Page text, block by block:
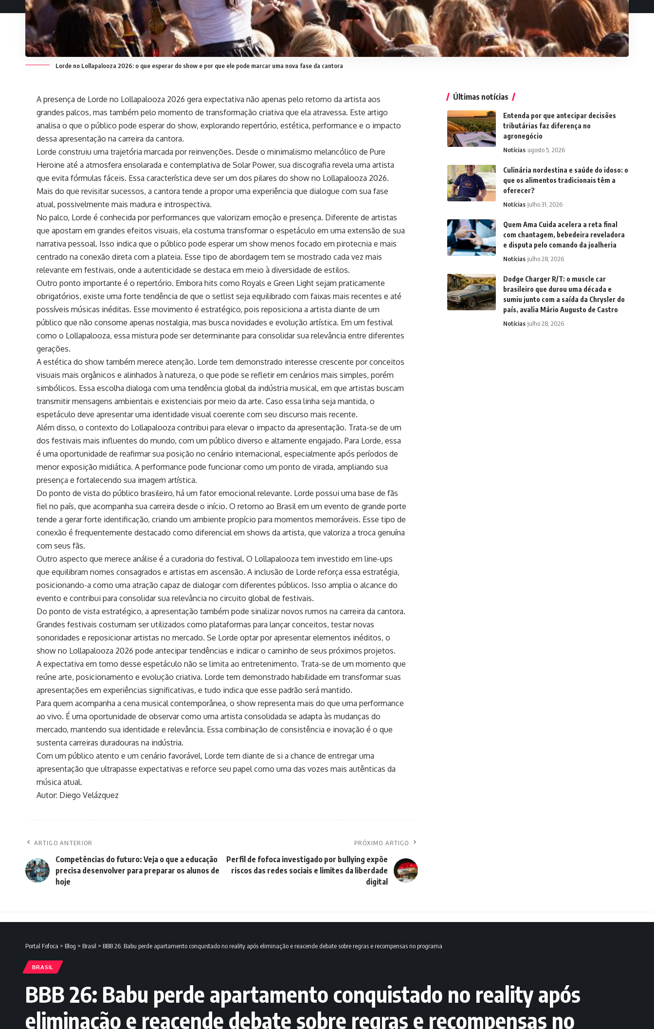
Lorde no Lollapalooza 2026: o que esperar do show e por que ele pode marcar uma nova fase da cantora
A presença de Lorde no Lollapalooza 2026 gera expectativa não apenas pelo retorno da artista aos
grandes palcos, mas também pelo momento de transformação criativa que ela atravessa. Este artigo
analisa o que o público pode esperar do show, explorando repertório, estética, performance e o impacto
dessa apresentação na carreira da cantora.
Lorde construiu uma trajetória marcada por reinvenções. Desde o minimalismo melancólico de Pure
Heroine até a atmosfera ensolarada e contemplativa de Solar Power, sua discografia revela uma artista
que evita fórmulas fáceis. Essa característica deve ser um dos pilares do show no Lollapalooza 2026.
Mais do que revisitar sucessos, a cantora tende a propor uma experiência que dialogue com sua fase
atual, possivelmente mais madura e introspectiva.
No palco, Lorde é conhecida por performances que valorizam emoção e presença. Diferente de artistas
que apostam em grandes efeitos visuais, ela costuma transformar o espetáculo em uma extensão de sua
narrativa pessoal. Isso indica que o público pode esperar um show menos focado em pirotecnia e mais
centrado na conexão direta com a plateia. Esse tipo de abordagem tem se mostrado cada vez mais
relevante em festivais, onde a autenticidade se destaca em meio à diversidade de estilos.
Outro ponto importante é o repertório. Embora hits como Royals e Green Light sejam praticamente
obrigatórios, existe uma forte tendência de que o setlist seja equilibrado com faixas mais recentes e até
possíveis músicas inéditas. Esse movimento é estratégico, pois reposiciona a artista diante de um
público que não consome apenas nostalgia, mas busca novidades e evolução artística. Em um festival
como o Lollapalooza, essa mistura pode ser determinante para consolidar sua relevância entre diferentes
gerações.
A estética do show também merece atenção. Lorde tem demonstrado interesse crescente por conceitos
visuais mais orgânicos e alinhados à natureza, o que pode se refletir em cenários mais simples, porém
simbólicos. Essa escolha dialoga com uma tendência global da indústria musical, em que artistas buscam
transmitir mensagens ambientais e existenciais por meio da arte. Caso essa linha seja mantida, o
espetáculo deve apresentar uma identidade visual coerente com seu discurso mais recente.
Além disso, o contexto do Lollapalooza contribui para elevar o impacto da apresentação. Trata-se de um
dos festivais mais influentes do mundo, com um público diverso e altamente engajado. Para Lorde, essa
é uma oportunidade de reafirmar sua posição no cenário internacional, especialmente após períodos de
menor exposição midiática. A performance pode funcionar como um ponto de virada, ampliando sua
presença e fortalecendo sua imagem artística.
Do ponto de vista do público brasileiro, há um fator emocional relevante. Lorde possui uma base de fãs
fiel no país, que acompanha sua carreira desde o início. O retorno ao Brasil em um evento de grande porte
tende a gerar forte identificação, criando um ambiente propício para momentos memoráveis. Esse tipo de
conexão é frequentemente destacado como diferencial em shows da artista, que valoriza a troca genuína
com seus fãs.
Outro aspecto que merece análise é a curadoria do festival. O Lollapalooza tem investido em line-ups
que equilibram nomes consagrados e artistas em ascensão. A inclusão de Lorde reforça essa estratégia,
posicionando-a como uma atração capaz de dialogar com diferentes públicos. Isso amplia o alcance do
evento e contribui para consolidar sua relevância no circuito global de festivais.
Do ponto de vista estratégico, a apresentação também pode sinalizar novos rumos na carreira da cantora.
Grandes festivais costumam ser utilizados como plataformas para lançar conceitos, testar novas
sonoridades e reposicionar artistas no mercado. Se Lorde optar por apresentar elementos inéditos, o
show no Lollapalooza 2026 pode antecipar tendências e indicar o caminho de seus próximos projetos.
A expectativa em torno desse espetáculo não se limita ao entretenimento. Trata-se de um momento que
reúne arte, posicionamento e evolução criativa. Lorde tem demonstrado habilidade em transformar suas
apresentações em experiências significativas, e tudo indica que esse padrão será mantido.
Para quem acompanha a cena musical contemporânea, o show representa mais do que uma performance
ao vivo. É uma oportunidade de observar como uma artista consolidada se adapta às mudanças do
mercado, mantendo sua identidade e relevância. Essa combinação de consistência e inovação é o que
sustenta carreiras duradouras na indústria.
Com um público atento e um cenário favorável, Lorde tem diante de si a chance de entregar uma
apresentação que ultrapasse expectativas e reforce seu papel como uma das vozes mais autênticas da
música atual.
Autor: Diego Velázquez
ARTIGO ANTERIOR
Competências do futuro: Veja o que a educação
precisa desenvolver para preparar os alunos de
hoje
PRÓXIMO ARTIGO
Perfil de fofoca investigado por bullying expõe
riscos das redes sociais e limites da liberdade
digital
Últimas notícias
Entenda por que antecipar decisões
tributárias faz diferença no
agronegócio
Notícias agosto 5, 2026
Culinária nordestina e saúde do idoso: o
que os alimentos tradicionais têm a
oferecer?
Notícias julho 31, 2026
Quem Ama Cuida acelera a reta final
com chantagem, bebedeira reveladora
e disputa pelo comando da joalheria
Notícias julho 28, 2026
Dodge Charger R/T: o muscle car
brasileiro que durou uma década e
sumiu junto com a saída da Chrysler do
país, avalia Mário Augusto de Castro
Notícias julho 28, 2026
Portal Fofoca > Blog > Brasil > BBB 26: Babu perde apartamento conquistado no reality após eliminação e reacende debate sobre regras e recompensas no programa
BRASIL
BBB 26: Babu perde apartamento conquistado no reality após
eliminação e reacende debate sobre regras e recompensas no